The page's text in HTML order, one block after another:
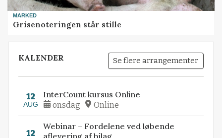
MARKED
Grisenoteringen står stille
KALENDER Se flere arrangementer
12
AUG
InterCount kursus Online
onsdag Online
12
Webinar – Fordelene ved løbende
aflevering af bilag